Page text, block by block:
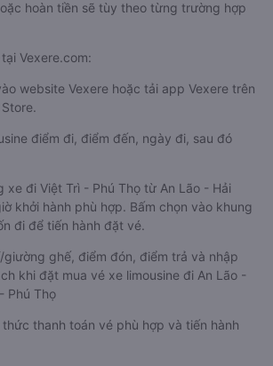
hoàn tiền sẽ tùy theo từng trường hợp
Vexere.com:
website Vexere hoặc tải app Vexere trên
điểm đi, điểm đến, ngày đi, sau đó
xe đi Việt Trì - Phú Thọ từ An Lão - Hải
khởi hành phù hợp. Bấm chọn vào khung
đi để tiến hành đặt vé.
ghế, điểm đón, điểm trả và nhập
khi đặt mua vé xe limousine đi An Lão -
Phú Thọ
thanh toán vé phù hợp và tiến hành